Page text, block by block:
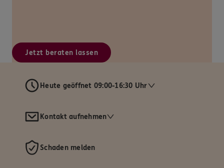
Jetzt beraten lassen
Heute geöffnet 09:00-16:30 Uhr
Kontakt aufnehmen
Schaden melden